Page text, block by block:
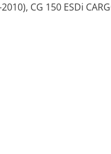
CG 150 ESDi